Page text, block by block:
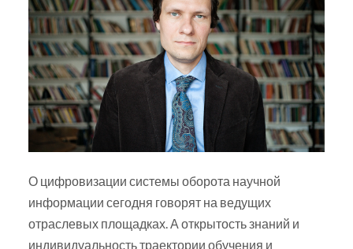
О цифровизации системы оборота научной
информации сегодня говорят на ведущих
отраслевых площадках. А открытость знаний и
индивидуальность траектории обучения и